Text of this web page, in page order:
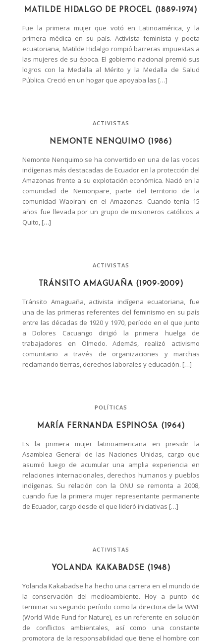
MATILDE HIDALGO DE PROCEL (1889-1974)
Fue la primera mujer que votó en Latinoamérica, y la
primera médica en su país. Activista feminista y poeta
ecuatoriana, Matilde Hidalgo rompió barreras impuestas a
las mujeres de su época. El gobierno nacional premió sus
logros con la Medalla al Mérito y la Medalla de Salud
Pública. Creció en un hogar que apoyaba las […]
ACTIVISTAS
NEMONTE NENQUIMO (1986)
Nemonte Nenquimo se ha convertido en una de las voces
indígenas más destacadas de Ecuador en la protección del
Amazonas frente a su explotación económica. Nació en la
comunidad de Nemonpare, parte del territorio de la
comunidad Waoirani en el Amazonas. Cuando tenía 15
años fue llevada por un grupo de misioneros católicos a
Quito, […]
ACTIVISTAS
TRÁNSITO AMAGUAÑA (1909-2009)
Tránsito Amaguaña, activista indígena ecuatoriana, fue
una de las primeras referentes del feminismo en su país
entre las décadas de 1920 y 1970, período en el que junto
a Dolores Cacuango dirigió la primera huelga de
trabajadores en Olmedo. Además, realizó activismo
comunitario a través de organizaciones y marchas
reclamando tierras, derechos laborales y educación. […]
POLÍTICAS
MARÍA FERNANDA ESPINOSA (1964)
Es la primera mujer latinoamericana en presidir la
Asamblea General de las Naciones Unidas, cargo que
asumió luego de acumular una amplia experiencia en
relaciones internacionales, derechos humanos y pueblos
indígenas. Su relación con la ONU se remonta a 2008,
cuando fue la primera mujer representante permanente
de Ecuador, cargo desde el que lideró iniciativas […]
ACTIVISTAS
YOLANDA KAKABADSE (1948)
Yolanda Kakabadse ha hecho una carrera en el mundo de
la conservación del medioambiente. Hoy a punto de
terminar su segundo período como la directora de la WWF
(World Wide Fund for Nature), es un referente en solución
de conflictos ambientales, así como una constante
promotora de la responsabilidad que tiene el hombre con